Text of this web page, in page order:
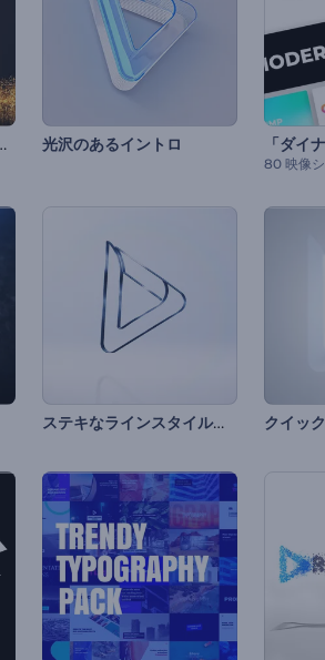
アニメーション 光沢のあるイントロ
80 映像
ステキなラインスタイルのロゴ動画